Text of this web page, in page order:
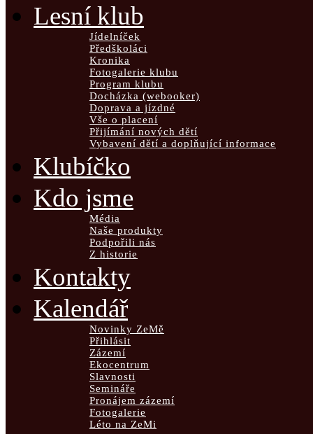
Lesní klub
Jídelníček
Předškoláci
Kronika
Fotogalerie klubu
Program klubu
Docházka (webooker)
Doprava a jízdné
Vše o placení
Přijímání nových dětí
Vybavení dětí a doplňující informace
Klubíčko
Kdo jsme
Média
Naše produkty
Podpořili nás
Z historie
Kontakty
Kalendář
Novinky ZeMě
Přihlásit
Zázemí
Ekocentrum
Slavnosti
Semináře
Pronájem zázemí
Fotogalerie
Léto na ZeMi